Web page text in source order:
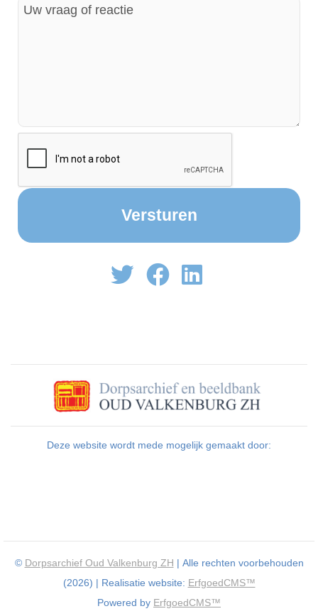
Deze website wordt mede mogelijk gemaakt door:
© Dorpsarchief Oud Valkenburg ZH | Alle rechten voorbehouden
(2026) | Realisatie website: ErfgoedCMS™
Powered by ErfgoedCMS™